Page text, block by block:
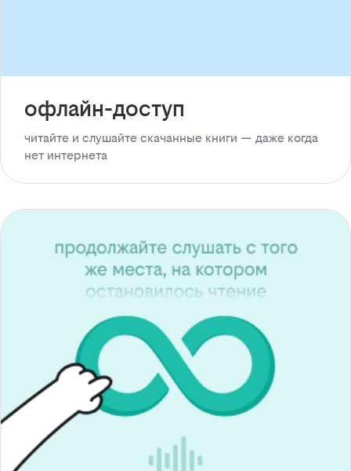
офлайн-доступ
читайте и слушайте скачанные книги — даже когда
нет интернета